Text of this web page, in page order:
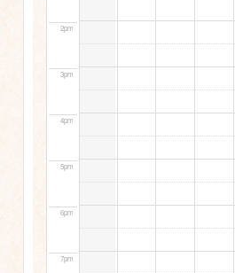
2pm
3pm
4pm
5pm
6pm
7pm